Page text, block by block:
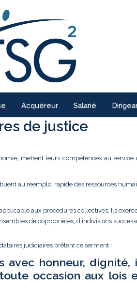
Acquéreur Salarié
de justice
mettent leurs compétences au
au réemploi rapide des ressources
aux procédures collectives. Ils
de copropriétés, d’indivisions
judiciaires prêtent ce serment :
avec honneur,
occasion aux lois